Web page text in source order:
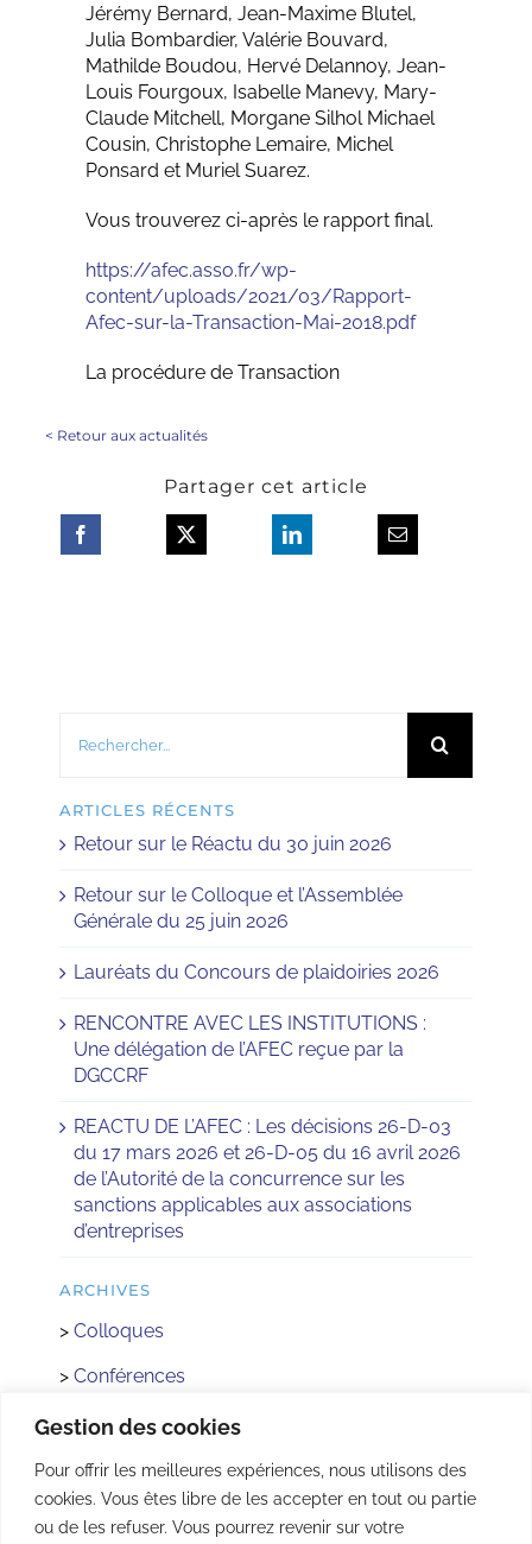
Gestion des cookies
Pour offrir les meilleures expériences, nous utilisons des
cookies. Vous êtes libre de les accepter en tout ou partie
ou de les refuser. Vous pourrez revenir sur votre
Jérémy Bernard, Jean-Maxime Blutel,
Julia Bombardier, Valérie Bouvard,
Mathilde Boudou, Hervé Delannoy, Jean-
Louis Fourgoux, Isabelle Manevy, Mary-
Claude Mitchell, Morgane Silhol Michael
Cousin, Christophe Lemaire, Michel
Ponsard et Muriel Suarez.
Vous trouverez ci-après le rapport final.
https://afec.asso.fr/wp-
content/uploads/2021/03/Rapport-
Afec-sur-la-Transaction-Mai-2018.pdf
La procédure de Transaction
< Retour aux actualités
Partager cet article
ARTICLES RÉCENTS
Retour sur le Réactu du 30 juin 2026
Retour sur le Colloque et l’Assemblée
Générale du 25 juin 2026
Lauréats du Concours de plaidoiries 2026
RENCONTRE AVEC LES INSTITUTIONS :
Une délégation de l’AFEC reçue par la
DGCCRF
REACTU DE L’AFEC : Les décisions 26-D-03
du 17 mars 2026 et 26-D-05 du 16 avril 2026
de l’Autorité de la concurrence sur les
sanctions applicables aux associations
d’entreprises
ARCHIVES
> Colloques
> Conférences
>Réactus
> Concours
>Rencontre avec les Institutions